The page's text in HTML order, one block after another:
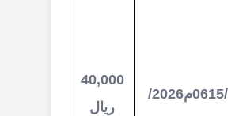
15/
06/2026م
40,000
ريال